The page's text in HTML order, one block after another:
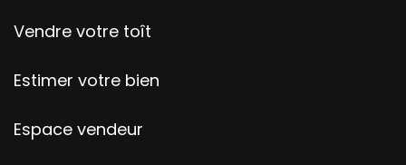
Vendre votre toît
Estimer votre bien
Espace vendeur